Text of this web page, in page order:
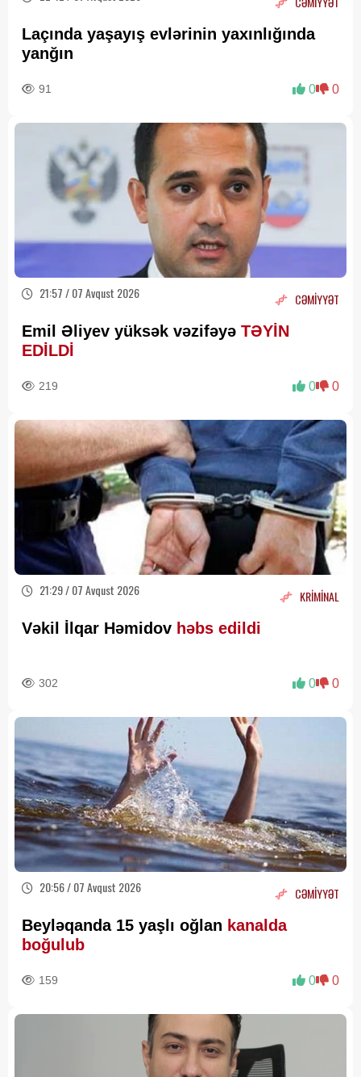
Laçında yaşayış evlərinin yaxınlığında
yanğın
91 0 0
21:57 / 07 Avqust 2026 CƏMİYYƏT
Emil Əliyev yüksək vəzifəyə TƏYİN
EDİLDİ
219 0 0
21:29 / 07 Avqust 2026 KRİMİNAL
Vəkil İlqar Həmidov həbs edildi
302 0 0
20:56 / 07 Avqust 2026 CƏMİYYƏT
Beyləqanda 15 yaşlı oğlan kanalda
boğulub
159 0 0